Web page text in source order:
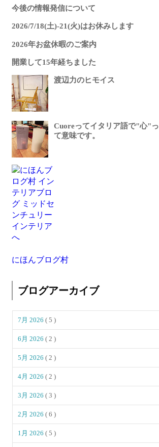
今後の情報発信について
2026/7/18(土)-21(火)はお休みします
2026年お盆休暇のご案内
開業して15年経ちました
渡辺力のヒモイス
Cuoreってイタリア語で"心"っ
て意味です。
にほんブログ村
ブログアーカイブ
7月 2026 ( 5 )
6月 2026 ( 2 )
5月 2026 ( 2 )
4月 2026 ( 2 )
3月 2026 ( 3 )
2月 2026 ( 6 )
1月 2026 ( 5 )